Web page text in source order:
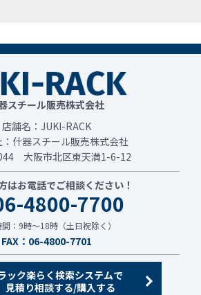
スチール販売株式会社
店舗名：JUKI-RACK
什器スチール販売株式会社
大阪市北区東天満1-6-12
はお電話でご相談ください！
4800-7700
：9時～18時（土日祝除く）
FAX：06-4800-7701
ック楽らく検索システムで
見積り相談する/購入する